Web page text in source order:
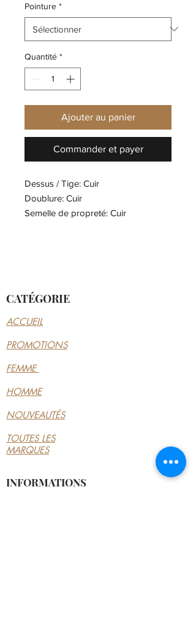
Pointure *
Quantité *
Ajouter au panier
Commander et payer
Dessus / Tige: Cuir
Doublure: Cuir
Semelle de propreté: Cuir
CATÉGORIE
ACCUEIL
PROMOTIONS
FEMME
HOMME
NOUVEAUTÉS
TOUTES LES
MARQUES
INFORMATIONS